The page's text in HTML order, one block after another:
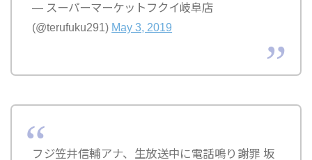
— スーパーマーケットフクイ岐阜店
(@terufuku291) May 3, 2019
フジ笠井信輔アナ、生放送中に電話鳴り謝罪 坂